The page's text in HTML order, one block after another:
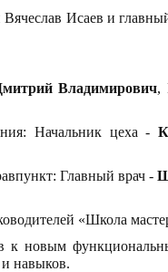
Исаев и
Владимирович,
Начальник цеха -
Главный врач -
«Школа
к новым
и навыков.